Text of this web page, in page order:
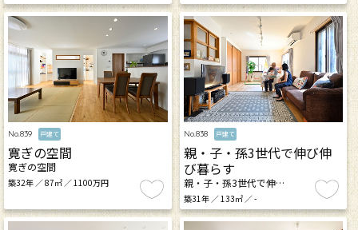
No.839 戸建て
寛ぎの空間
寛ぎの空間
築32年 ／ 87㎡ ／ 1100万円
No.838 戸建て
親・子・孫3世代で伸び伸
び暮らす
親・子・孫3世代で伸…
築31年 ／ 133㎡ ／ -